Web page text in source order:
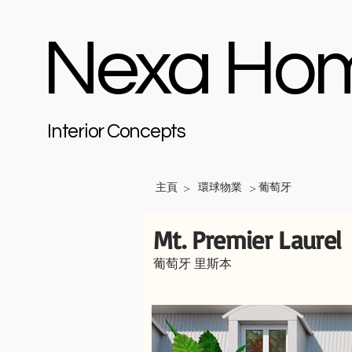
Nexa
Interior Concepts
主頁 > 環球物業 >葡萄牙
Mt. Premier Laurel
葡萄牙 里斯本